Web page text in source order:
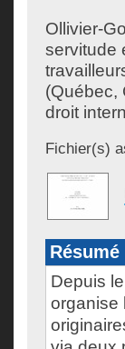
Ollivier-
servitude
(Québec,
droit
Fichier(s)
Résumé
Depuis
organise